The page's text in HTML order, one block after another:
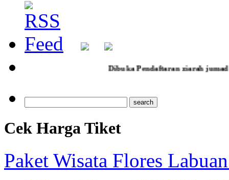
Dibuka Pendaftaran ziarah jumad legi poh sarang kediri
Cek Harga Tiket
Paket Wisata Flores